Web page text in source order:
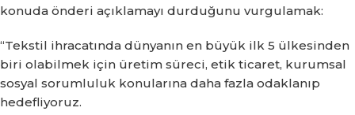
konuda önderi açıklamayı durduğunu vurgulamak:
“Tekstil ihracatında dünyanın en büyük ilk 5 ülkesinden
biri olabilmek için üretim süreci, etik ticaret, kurumsal
sosyal sorumluluk konularına daha fazla odaklanıp
hedefliyoruz.